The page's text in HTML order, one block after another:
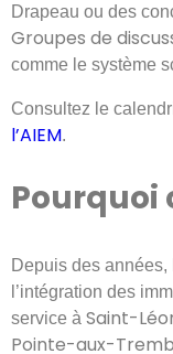
Drapeau ou des
Groupes de
comme le système
Consultez le
l’AIEM.
Pourquoi
Depuis des
l’intégration des
service à Saint-
Pointe-aux-